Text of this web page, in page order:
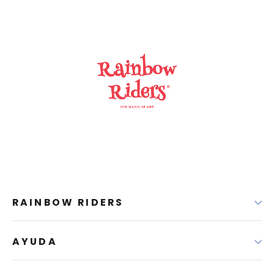
RAINBOW RIDERS
AYUDA